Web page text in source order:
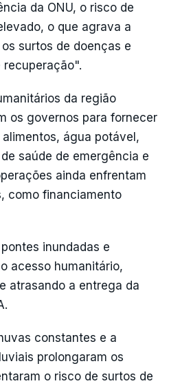
da ONU, o risco de
o que agrava a
surtos de doenças e
recuperação".
da região
os governos para fornecer
água potável,
saúde de emergência e
ainda enfrentam
como financiamento
inundadas e
acesso humanitário,
atrasando a entrega da
constantes e a
prolongaram os
o risco de surtos de